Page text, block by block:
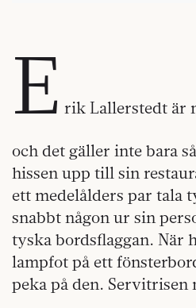
E rik Lallerstedt är
och det gäller inte bara
hissen upp till sin
ett medelålders par tala
snabbt någon ur sin
tyska bordsflaggan. När
lampfot på ett
peka på den. Servitrisen